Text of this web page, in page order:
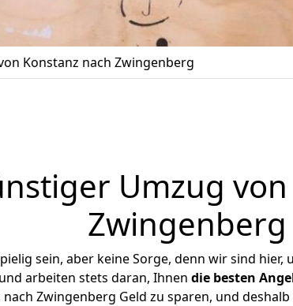
Konstanz nach Zwingenberg
Umzug
Zwingenberg
sein, aber keine Sorge, denn wir sind hier,
und arbeiten stets daran, Ihnen die besten
Zwingenberg Geld zu sparen, und